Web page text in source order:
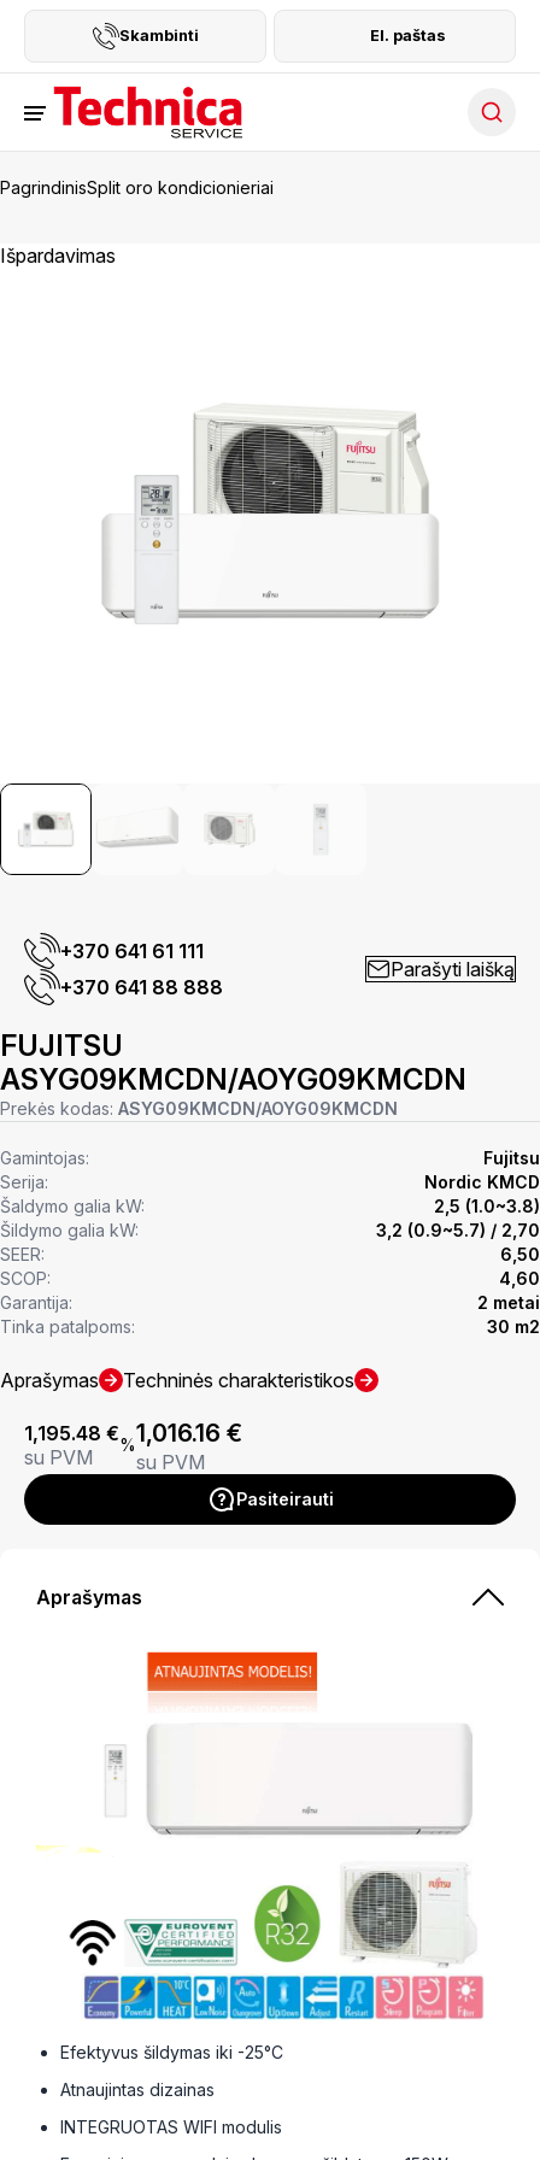
Skambinti El. paštas
PagrindinisSplit oro kondicionieriai
Išpardavimas
+370 641 61 111
+370 641 88 888
Parašyti laišką
FUJITSU
ASYG09KMCDN/AOYG09KMCDN
Prekės kodas: ASYG09KMCDN/AOYG09KMCDN
Gamintojas:
Fujitsu
Serija:
Nordic KMCD
Šaldymo galia kW:
2,5 (1.0~3.8)
Šildymo galia kW:
3,2 (0.9~5.7) / 2,70
SEER:
6,50
SCOP:
4,60
Garantija:
2 metai
Tinka patalpoms:
30 m2
Aprašymas Techninės charakteristikos
1,195.48 €
su PVM
%1,016.16 €
su PVM
Pasiteirauti
Aprašymas
Efektyvus šildymas iki -25°C
Atnaujintas dizainas
INTEGRUOTAS WIFI modulis